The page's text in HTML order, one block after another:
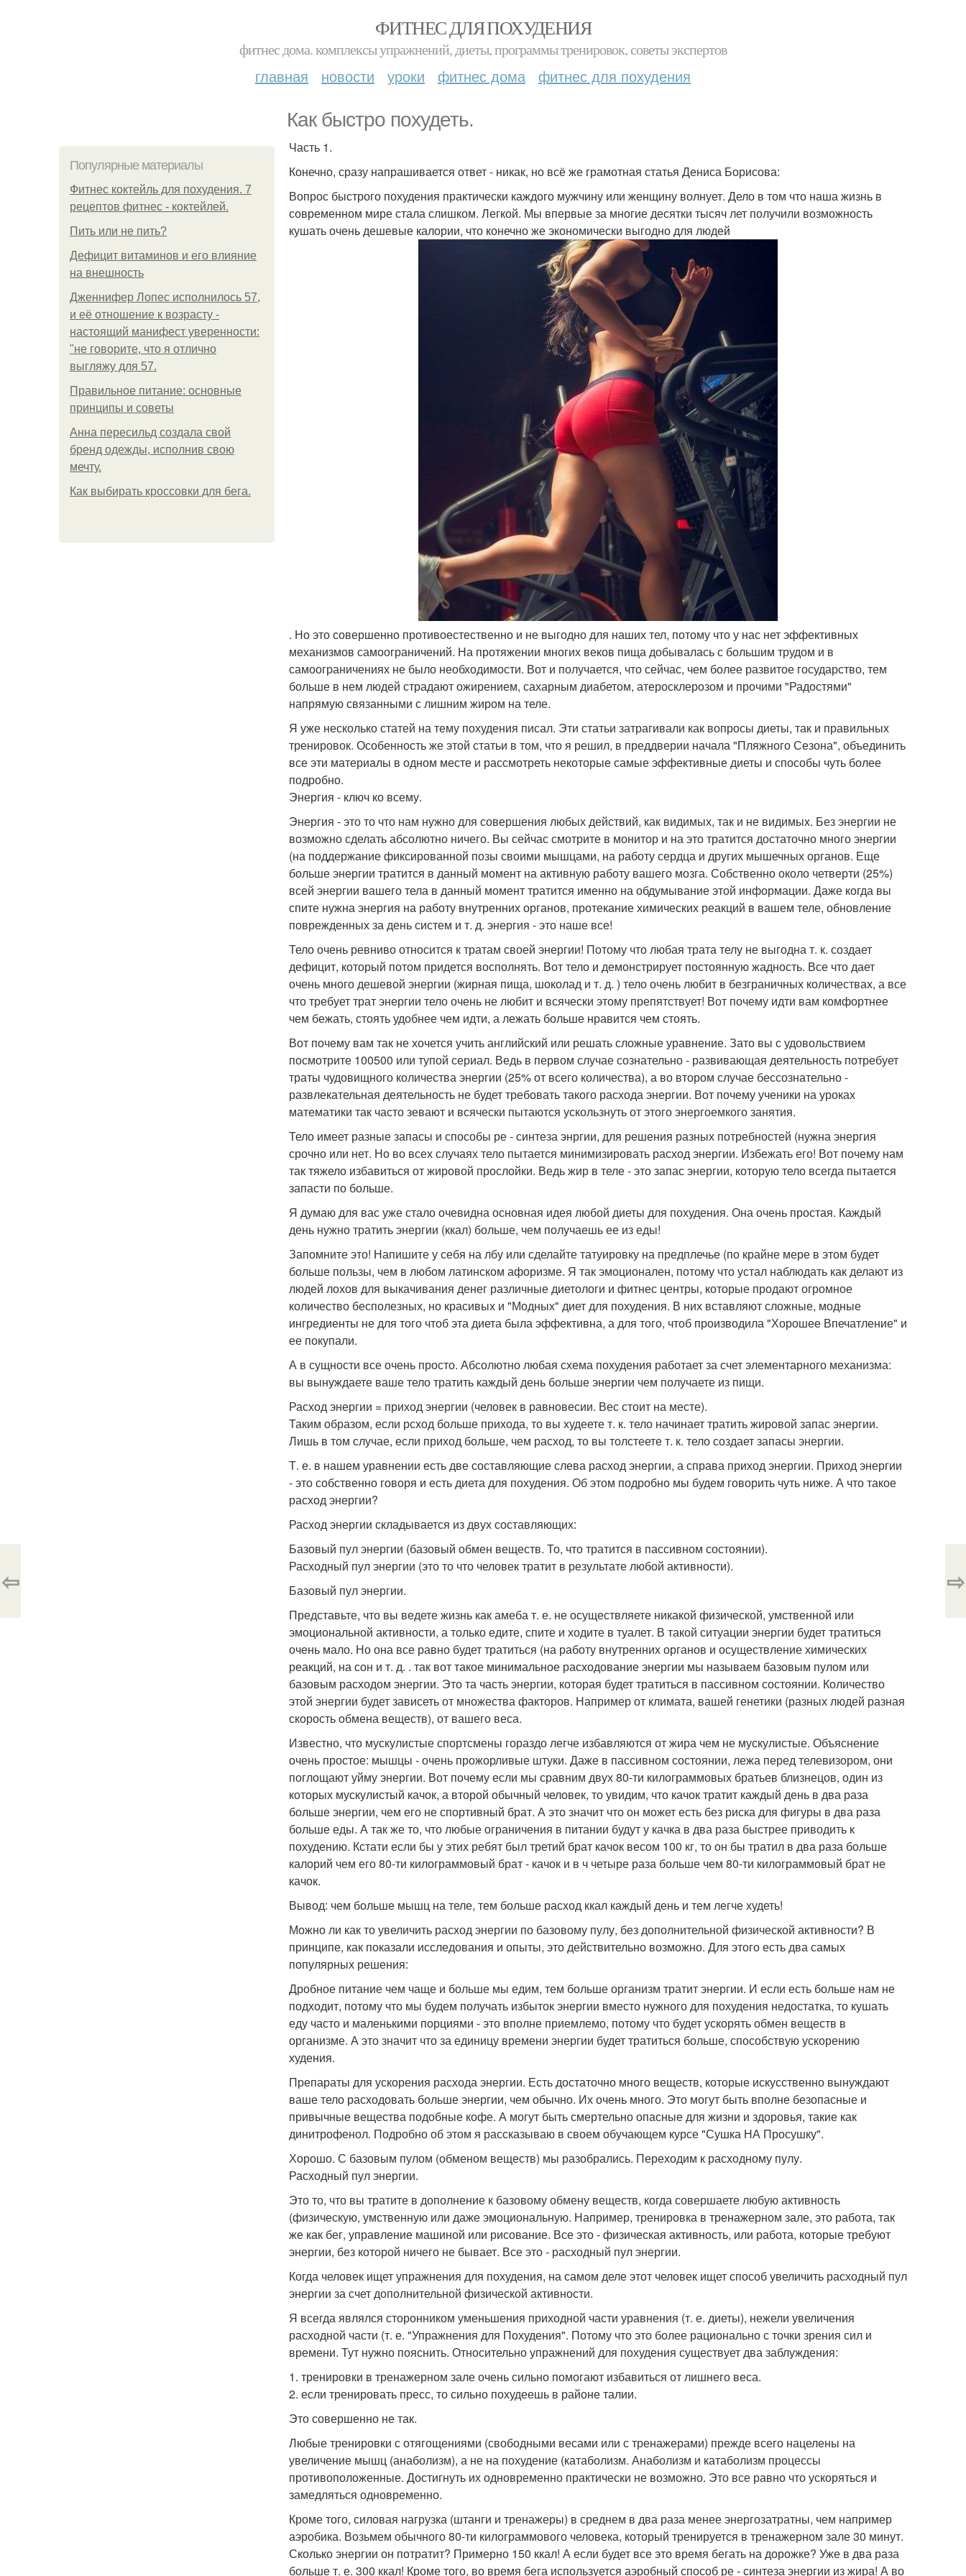
ФИТНЕС ДЛЯ ПОХУДЕНИЯ
фитнес дома. комплексы упражнений, диеты, программы тренировок, советы экспертов
главная новости уроки фитнес дома фитнес для похудения
Как быстро похудеть.
Популярные материалы
Фитнес коктейль для похудения. 7
рецептов фитнес - коктейлей.
Пить или не пить?
Дефицит витаминов и его влияние
на внешность
Дженнифер Лопес исполнилось 57,
и её отношение к возрасту -
настоящий манифест уверенности:
"не говорите, что я отлично
выгляжу для 57.
Правильное питание: основные
принципы и советы
Анна пересильд создала свой
бренд одежды, исполнив свою
мечту.
Как выбирать кроссовки для бега.
Часть 1.
Конечно, сразу напрашивается ответ - никак, но всё же грамотная статья Дениса Борисова:
Вопрос быстрого похудения практически каждого мужчину или женщину волнует. Дело в том что наша жизнь в
современном мире стала слишком. Легкой. Мы впервые за многие десятки тысяч лет получили возможность
кушать очень дешевые калории, что конечно же экономически выгодно для людей
. Но это совершенно противоестественно и не выгодно для наших тел, потому что у нас нет эффективных
механизмов самоограничений. На протяжении многих веков пища добывалась с большим трудом и в
самоограничениях не было необходимости. Вот и получается, что сейчас, чем более развитое государство, тем
больше в нем людей страдают ожирением, сахарным диабетом, атеросклерозом и прочими "Радостями"
напрямую связанными с лишним жиром на теле.
Я уже несколько статей на тему похудения писал. Эти статьи затрагивали как вопросы диеты, так и правильных
тренировок. Особенность же этой статьи в том, что я решил, в преддверии начала "Пляжного Сезона", объединить
все эти материалы в одном месте и рассмотреть некоторые самые эффективные диеты и способы чуть более
подробно.
Энергия - ключ ко всему.
Энергия - это то что нам нужно для совершения любых действий, как видимых, так и не видимых. Без энергии не
возможно сделать абсолютно ничего. Вы сейчас смотрите в монитор и на это тратится достаточно много энергии
(на поддержание фиксированной позы своими мышцами, на работу сердца и других мышечных органов. Еще
больше энергии тратится в данный момент на активную работу вашего мозга. Собственно около четверти (25%)
всей энергии вашего тела в данный момент тратится именно на обдумывание этой информации. Даже когда вы
спите нужна энергия на работу внутренних органов, протекание химических реакций в вашем теле, обновление
поврежденных за день систем и т. д. энергия - это наше все!
Тело очень ревниво относится к тратам своей энергии! Потому что любая трата телу не выгодна т. к. создает
дефицит, который потом придется восполнять. Вот тело и демонстрирует постоянную жадность. Все что дает
очень много дешевой энергии (жирная пища, шоколад и т. д. ) тело очень любит в безграничных количествах, а все
что требует трат энергии тело очень не любит и всячески этому препятствует! Вот почему идти вам комфортнее
чем бежать, стоять удобнее чем идти, а лежать больше нравится чем стоять.
Вот почему вам так не хочется учить английский или решать сложные уравнение. Зато вы с удовольствием
посмотрите 100500 или тупой сериал. Ведь в первом случае сознательно - развивающая деятельность потребует
траты чудовищного количества энергии (25% от всего количества), а во втором случае бессознательно -
развлекательная деятельность не будет требовать такого расхода энергии. Вот почему ученики на уроках
математики так часто зевают и всячески пытаются ускользнуть от этого энергоемкого занятия.
Тело имеет разные запасы и способы ре - синтеза энргии, для решения разных потребностей (нужна энергия
срочно или нет. Но во всех случаях тело пытается минимизировать расход энергии. Избежать его! Вот почему нам
так тяжело избавиться от жировой прослойки. Ведь жир в теле - это запас энергии, которую тело всегда пытается
запасти по больше.
Я думаю для вас уже стало очевидна основная идея любой диеты для похудения. Она очень простая. Каждый
день нужно тратить энергии (ккал) больше, чем получаешь ее из еды!
Запомните это! Напишите у себя на лбу или сделайте татуировку на предплечье (по крайне мере в этом будет
больше пользы, чем в любом латинском афоризме. Я так эмоционален, потому что устал наблюдать как делают из
людей лохов для выкачивания денег различные диетологи и фитнес центры, которые продают огромное
количество бесполезных, но красивых и "Модных" диет для похудения. В них вставляют сложные, модные
ингредиенты не для того чтоб эта диета была эффективна, а для того, чтоб производила "Хорошее Впечатление" и
ее покупали.
А в сущности все очень просто. Абсолютно любая схема похудения работает за счет элементарного механизма:
вы вынуждаете ваше тело тратить каждый день больше энергии чем получаете из пищи.
Расход энергии = приход энергии (человек в равновесии. Вес стоит на месте).
Таким образом, если рсход больше прихода, то вы худеете т. к. тело начинает тратить жировой запас энергии.
Лишь в том случае, если приход больше, чем расход, то вы толстеете т. к. тело создает запасы энергии.
Т. е. в нашем уравнении есть две составляющие слева расход энергии, а справа приход энергии. Приход энергии
- это собственно говоря и есть диета для похудения. Об этом подробно мы будем говорить чуть ниже. А что такое
расход энергии?
Расход энергии складывается из двух составляющих:
Базовый пул энергии (базовый обмен веществ. То, что тратится в пассивном состоянии).
Расходный пул энергии (это то что человек тратит в результате любой активности).
Базовый пул энергии.
Представьте, что вы ведете жизнь как амеба т. е. не осуществляете никакой физической, умственной или
эмоциональной активности, а только едите, спите и ходите в туалет. В такой ситуации энергии будет тратиться
очень мало. Но она все равно будет тратиться (на работу внутренних органов и осуществление химических
реакций, на сон и т. д. . так вот такое минимальное расходование энергии мы называем базовым пулом или
базовым расходом энергии. Это та часть энергии, которая будет тратиться в пассивном состоянии. Количество
этой энергии будет зависеть от множества факторов. Например от климата, вашей генетики (разных людей разная
скорость обмена веществ), от вашего веса.
Известно, что мускулистые спортсмены гораздо легче избавляются от жира чем не мускулистые. Объяснение
очень простое: мышцы - очень прожорливые штуки. Даже в пассивном состоянии, лежа перед телевизором, они
поглощают уйму энергии. Вот почему если мы сравним двух 80-ти килограммовых братьев близнецов, один из
которых мускулистый качок, а второй обычный человек, то увидим, что качок тратит каждый день в два раза
больше энергии, чем его не спортивный брат. А это значит что он может есть без риска для фигуры в два раза
больше еды. А так же то, что любые ограничения в питании будут у качка в два раза быстрее приводить к
похудению. Кстати если бы у этих ребят был третий брат качок весом 100 кг, то он бы тратил в два раза больше
калорий чем его 80-ти килограммовый брат - качок и в ч четыре раза больше чем 80-ти килограммовый брат не
качок.
Вывод: чем больше мышц на теле, тем больше расход ккал каждый день и тем легче худеть!
Можно ли как то увеличить расход энергии по базовому пулу, без дополнительной физической активности? В
принципе, как показали исследования и опыты, это действительно возможно. Для этого есть два самых
популярных решения:
Дробное питание чем чаще и больше мы едим, тем больше организм тратит энергии. И если есть больше нам не
подходит, потому что мы будем получать избыток энергии вместо нужного для похудения недостатка, то кушать
еду часто и маленькими порциями - это вполне приемлемо, потому что будет ускорять обмен веществ в
организме. А это значит что за единицу времени энергии будет тратиться больше, способствую ускорению
худения.
Препараты для ускорения расхода энергии. Есть достаточно много веществ, которые искусственно вынуждают
ваше тело расходовать больше энергии, чем обычно. Их очень много. Это могут быть вполне безопасные и
привычные вещества подобные кофе. А могут быть смертельно опасные для жизни и здоровья, такие как
динитрофенол. Подробно об этом я рассказываю в своем обучающем курсе "Сушка НА Просушку".
Хорошо. С базовым пулом (обменом веществ) мы разобрались. Переходим к расходному пулу.
Расходный пул энергии.
Это то, что вы тратите в дополнение к базовому обмену веществ, когда совершаете любую активность
(физическую, умственную или даже эмоциональную. Например, тренировка в тренажерном зале, это работа, так
же как бег, управление машиной или рисование. Все это - физическая активность, или работа, которые требуют
энергии, без которой ничего не бывает. Все это - расходный пул энергии.
Когда человек ищет упражнения для похудения, на самом деле этот человек ищет способ увеличить расходный пул
энергии за счет дополнительной физической активности.
Я всегда являлся сторонником уменьшения приходной части уравнения (т. е. диеты), нежели увеличения
расходной части (т. е. "Упражнения для Похудения". Потому что это более рационально с точки зрения сил и
времени. Тут нужно пояснить. Относительно упражнений для похудения существует два заблуждения:
1. тренировки в тренажерном зале очень сильно помогают избавиться от лишнего веса.
2. если тренировать пресс, то сильно похудеешь в районе талии.
Это совершенно не так.
Любые тренировки с отягощениями (свободными весами или с тренажерами) прежде всего нацелены на
увеличение мышц (анаболизм), а не на похудение (катаболизм. Анаболизм и катаболизм процессы
противоположенные. Достигнуть их одновременно практически не возможно. Это все равно что ускоряться и
замедляться одновременно.
Кроме того, силовая нагрузка (штанги и тренажеры) в среднем в два раза менее энергозатратны, чем например
аэробика. Возьмем обычного 80-ти килограммового человека, который тренируется в тренажерном зале 30 минут.
Сколько энергии он потратит? Примерно 150 ккал! А если будет все это время бегать на дорожке? Уже в два раза
больше т. е. 300 ккал! Кроме того, во время бега используется аэробный способ ре - синтеза энергии из жира! А во
⇦ ⇨